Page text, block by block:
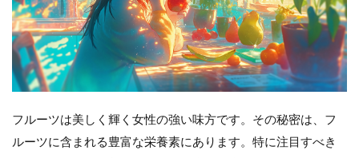
フルーツは美しく輝く女性の強い味方です。その秘密は、フ
ルーツに含まれる豊富な栄養素にあります。特に注目すべき